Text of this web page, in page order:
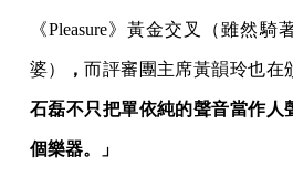
《Pleasure》黃金交叉（雖然
婆） ，而評審團主席黃韻玲也在
石磊不只把單依純的聲音當作人
個樂器。」